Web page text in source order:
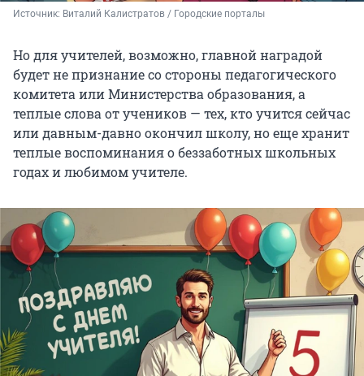
Источник: Виталий Калистратов / Городские порталы
Но для учителей, возможно, главной наградой
будет не признание со стороны педагогического
комитета или Министерства образования, а
теплые слова от учеников — тех, кто учится сейчас
или давным-давно окончил школу, но еще хранит
теплые воспоминания о беззаботных школьных
годах и любимом учителе.